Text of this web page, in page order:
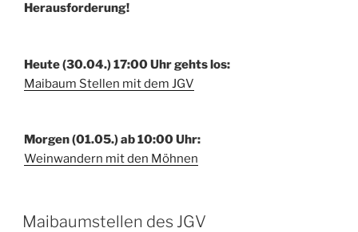
Herausforderung!
Heute (30.04.) 17:00 Uhr gehts los:
Maibaum Stellen mit dem JGV
Morgen (01.05.) ab 10:00 Uhr:
Weinwandern mit den Möhnen
Maibaumstellen des JGV